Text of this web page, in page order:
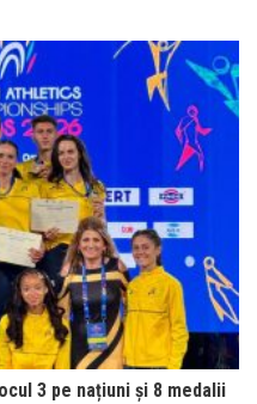
3 pe națiuni și 8 medalii